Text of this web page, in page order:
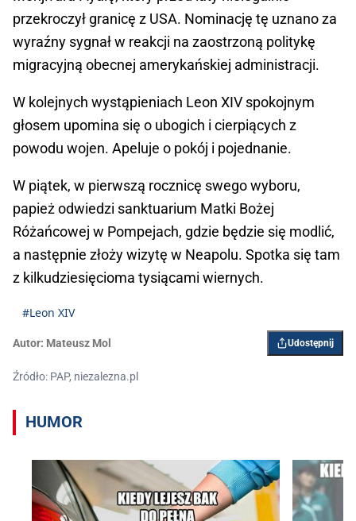
przekroczył granicę z USA. Nominację tę uznano za
wyraźny sygnał w reakcji na zaostrzoną politykę
migracyjną obecnej amerykańskiej administracji.
W kolejnych wystąpieniach Leon XIV spokojnym
głosem upomina się o ubogich i cierpiących z
powodu wojen. Apeluje o pokój i pojednanie.
W piątek, w pierwszą rocznicę swego wyboru,
papież odwiedzi sanktuarium Matki Bożej
Różańcowej w Pompejach, gdzie będzie się modlić,
a następnie złoży wizytę w Neapolu. Spotka się tam
z kilkudziesięcioma tysiącami wiernych.
#Leon XIV
Autor: Mateusz Mol Udostępnij
Źródło: PAP, niezalezna.pl
HUMOR